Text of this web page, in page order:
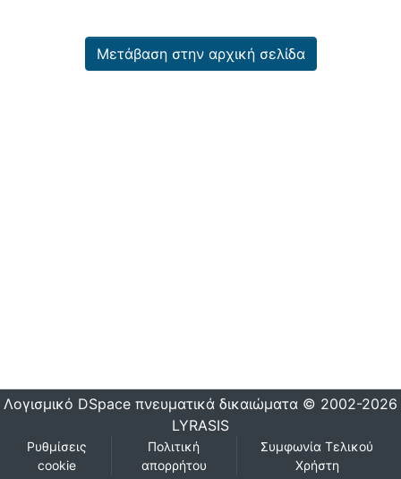
Μετάβαση στην αρχική σελίδα
Λογισμικό DSpace πνευματικά δικαιώματα © 2002-2026
LYRASIS
Ρυθμίσεις
cookie
Πολιτική
απορρήτου
Συμφωνία Τελικού
Χρήστη